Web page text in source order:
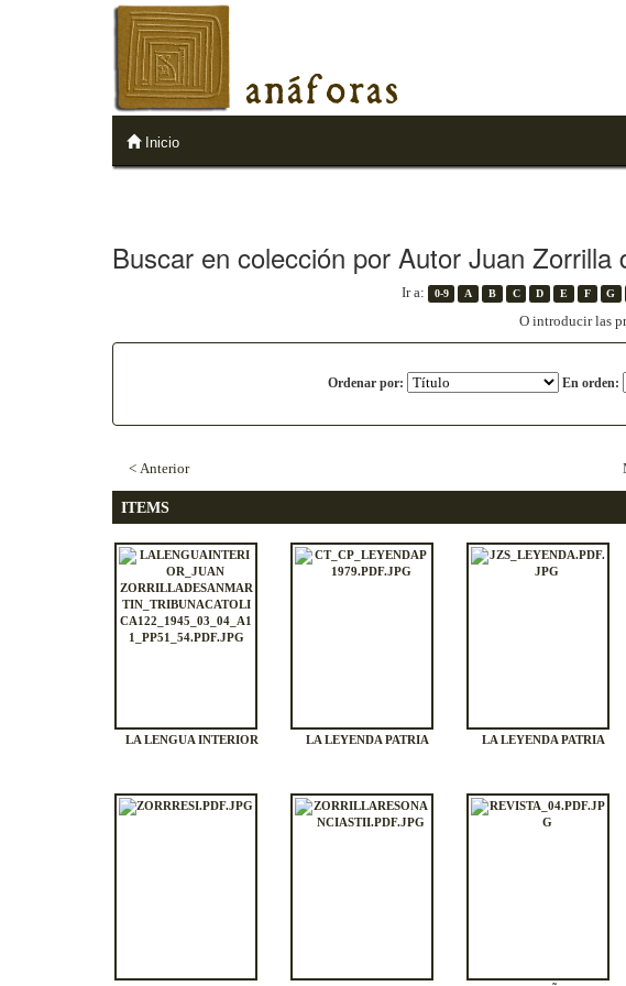
anáforas
Inicio
Buscar en colección por Autor Juan Zorrilla
Ir a: 0-9 A B C D E F G
O introducir las
Ordenar por: En orden:
< Anterior
ITEMS
LA LENGUA INTERIOR LA LEYENDA PATRIA LA LEYENDA PATRIA